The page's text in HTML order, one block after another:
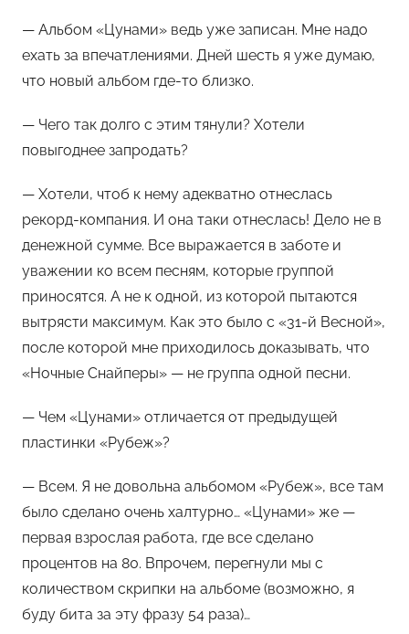
— Альбом «Цунами» ведь уже записан. Мне надо
ехать за впечатлениями. Дней шесть я уже думаю,
что новый альбом где-то близко.
— Чего так долго с этим тянули? Хотели
повыгоднее запродать?
— Хотели, чтоб к нему адекватно отнеслась
рекорд-компания. И она таки отнеслась! Дело не в
денежной сумме. Все выражается в заботе и
уважении ко всем песням, которые группой
приносятся. А не к одной, из которой пытаются
вытрясти максимум. Как это было с «31-й Весной»,
после которой мне приходилось доказывать, что
«Ночные Снайперы» — не группа одной песни.
— Чем «Цунами» отличается от предыдущей
пластинки «Рубеж»?
— Всем. Я не довольна альбомом «Рубеж», все там
было сделано очень халтурно… «Цунами» же —
первая взрослая работа, где все сделано
процентов на 80. Впрочем, перегнули мы с
количеством скрипки на альбоме (возможно, я
буду бита за эту фразу 54 раза)…